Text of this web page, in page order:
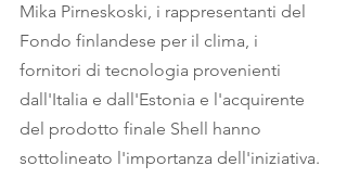
Mika Pirneskoski, i rappresentanti del
Fondo finlandese per il clima, i
fornitori di tecnologia provenienti
dall'Italia e dall'Estonia e l'acquirente
del prodotto finale Shell hanno
sottolineato l'importanza dell'iniziativa.